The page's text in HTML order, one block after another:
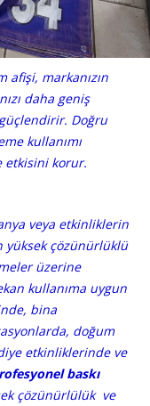
afişi, markanızın
daha geniş
güçlendirir. Doğru
kullanımı
etkisini korur.
veya etkinliklerin
yüksek çözünürlüklü
üzerine
kullanıma uygun
bina
doğum
etkinliklerinde ve
baskı
çözünürlülük ve